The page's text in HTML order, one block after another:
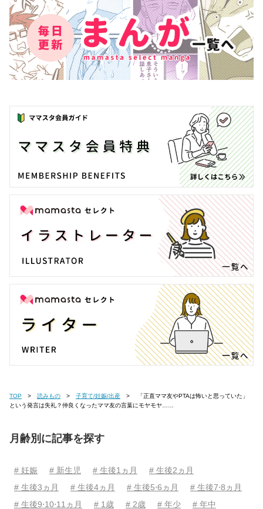
TOP 読みもの 子育て/妊娠/出産
という発言は失礼？仲良くなったママ友の言葉にモヤモヤ……
月齢別に記事を探す
# 妊娠 # 新生児 # 生後1ヵ月
# 生後2ヵ月
# 生後3ヵ月
# 生後4ヵ月 # 生後5⋅6ヵ月
# 生後7⋅8ヵ月
# 生後9⋅10⋅11ヵ月
# 1歳 # 2歳 # 年少
# 年中